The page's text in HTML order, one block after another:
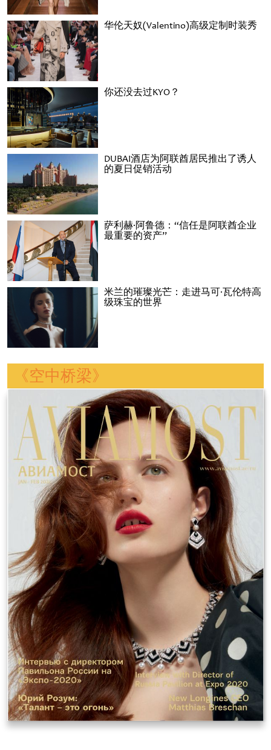
华伦天奴(Valentino)高级定制时装秀
你还没去过KYO？
DUBAI酒店为阿联酋居民推出了诱人
的夏日促销活动
萨利赫·阿鲁德：“信任是阿联酋企业
最重要的资产”
米兰的璀璨光芒：走进马可·瓦伦特高
级珠宝的世界
《空中桥梁》